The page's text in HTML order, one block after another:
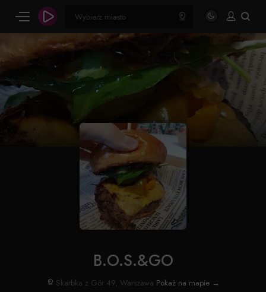
B.O.S.&GO
Skarbka z Gór 49, Warszawa Pokaż na mapie →